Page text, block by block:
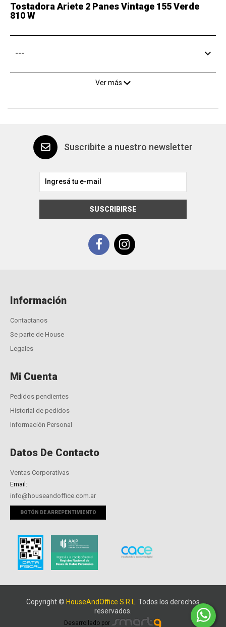
Tostadora Ariete 2 Panes Vintage 155 Verde
810 W
---
Ver más
Suscribite a nuestro newsletter
SUSCRIBIRSE
Información
Contactanos
Se parte de House
Legales
Mi Cuenta
Pedidos pendientes
Historial de pedidos
Información Personal
Datos De Contacto
Ventas Corporativas
Email:
info@houseandoffice.com.ar
BOTÓN DE ARREPENTIMIENTO
Copyright © HouseAndOffice S.R.L.
Todos los derechos
reservados.
Desarrollado por